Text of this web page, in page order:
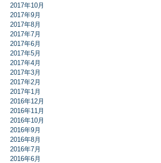
2017年10月
2017年9月
2017年8月
2017年7月
2017年6月
2017年5月
2017年4月
2017年3月
2017年2月
2017年1月
2016年12月
2016年11月
2016年10月
2016年9月
2016年8月
2016年7月
2016年6月